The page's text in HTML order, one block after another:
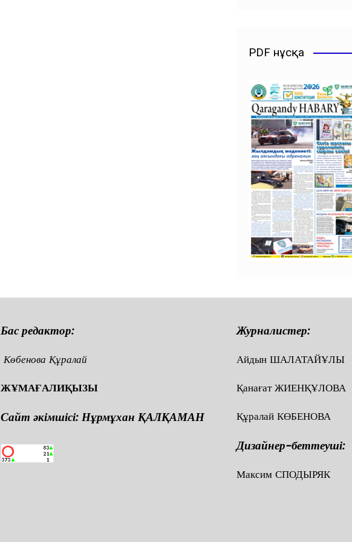
PDF нұсқа
Бас редактор:
Көбенова Құралай
ЖҰМАҒАЛИҚЫЗЫ
Сайт әкімшісі: Нұрмұхан ҚАЛҚАМАН
Журналистер:
Айдын ШАЛАТАЙҰЛЫ
Қанағат ЖИЕНҚҰЛОВА
Құралай КӨБЕНОВА
Дизайнер-беттеуші:
Максим СПОДЫРЯК